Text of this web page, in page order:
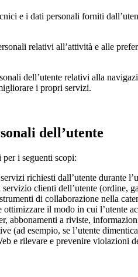
e i dati personali forniti
relativi all’attività e alle
dell’utente relativi alla
i propri servizi.
dell’utente
i seguenti scopi:
richiesti dall’utente durante
clienti dell’utente (ordine,
di collaborazione nella
ottimizzare il modo in cui l’utente
abbonamenti a riviste,
(ad esempio, se l’utente
e rilevare e prevenire violazioni